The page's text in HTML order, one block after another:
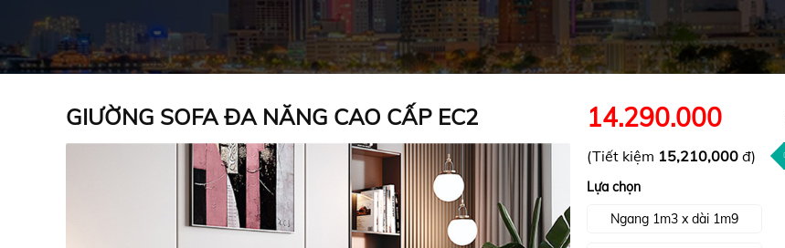
GIƯỜNG SOFA ĐA NĂNG CAO CẤP EC2 14.290.000
(Tiết kiệm 15,210,000 đ)
Lựa chọn
Ngang 1m3 x dài 1m9